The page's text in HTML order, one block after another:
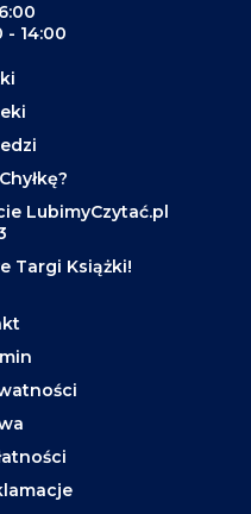
- 14:00
LubimyCzytać.pl
Targi Książki!